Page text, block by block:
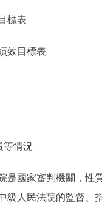
標表
效目標表
情況
國家審判機關，性質
級人民法院的監督、